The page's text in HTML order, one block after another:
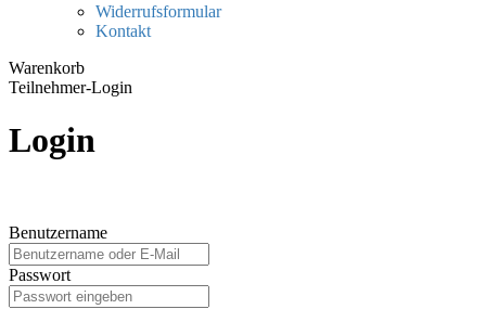
Widerrufsformular
Kontakt
Warenkorb
Teilnehmer-Login
Login
Benutzername
Passwort